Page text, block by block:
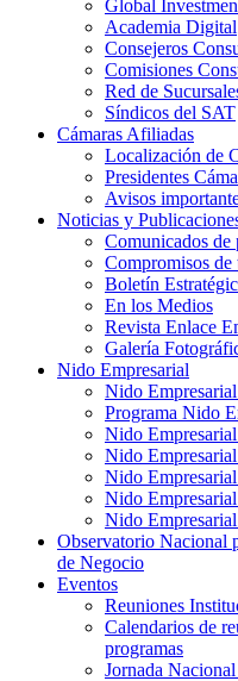
Global
Academia Digital
Consejeros
Comisiones
Red de
Síndicos del SAT
Cámaras Afiliadas
Localización de
Presidentes
Avisos
Noticias y
Comunicados de
Compromisos de
Boletín
En los Medios
Revista Enlace
Galería
Nido Empresarial
Nido
Programa Nido
Nido
Nido
Nido
Nido
Nido
Observatorio Nacional
de Negocio
Eventos
Reuniones
Calendarios de
programas
Jornada